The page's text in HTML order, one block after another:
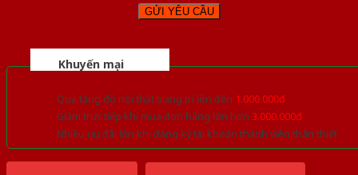
Khuyến mại
Quà tặng đồ nội thất trang trí lên đến 1.000.000đ
Giảm trực tiếp khi mua đơn hàng lớn hơn 3.000.000đ
Nhiều ưu đãi lớn khi đăng ký tài khoản thành viên thân thiết